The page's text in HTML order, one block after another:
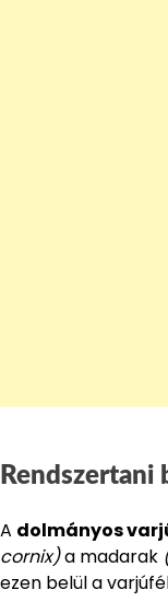
Rendszertani
A dolmányos
cornix)a madarak
ezen belül a